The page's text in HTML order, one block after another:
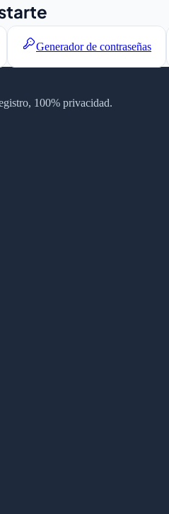
Generador de contraseñas
100% privacidad.